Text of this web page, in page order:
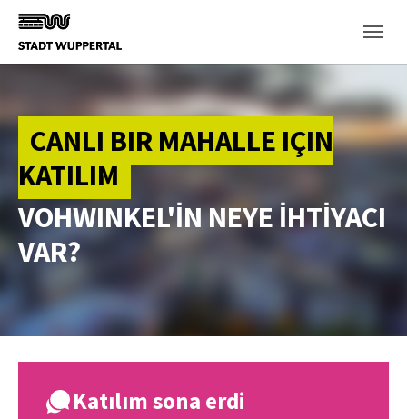
Skip to main content
CANLI BIR MAHALLE IÇIN
KATILIM
VOHWINKEL'İN NEYE İHTİYACI
VAR?
Katılım sona erdi